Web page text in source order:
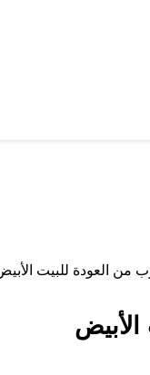
من العودة للبيت